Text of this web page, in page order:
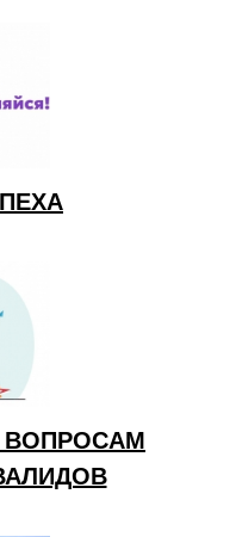
ВОПРОСАМ